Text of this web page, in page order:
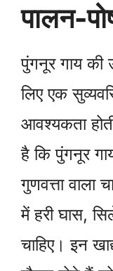
पालन-
पुंगनूर गाय
लिए एक
आवश्यकता
है कि पुंगनूर
गुणवत्ता वाला
में हरी घास,
चाहिए। इन